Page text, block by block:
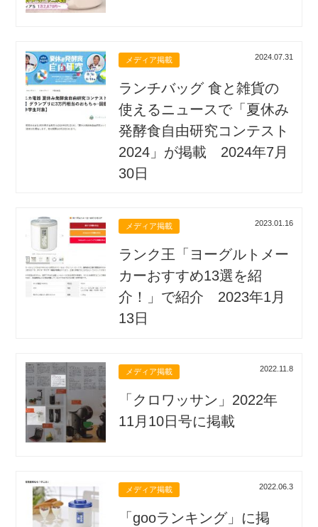
メディア掲載 2024.07.31
ランチバッグ 食と雑貨の
使えるニュースで「夏休み
発酵食自由研究コンテスト
2024」が掲載 2024年7月
30日
メディア掲載 2023.01.16
ランク王「ヨーグルトメー
カーおすすめ13選を紹
介！」で紹介 2023年1月
13日
メディア掲載 2022.11.8
「クロワッサン」2022年
11月10日号に掲載
メディア掲載 2022.06.3
「gooランキング」に掲